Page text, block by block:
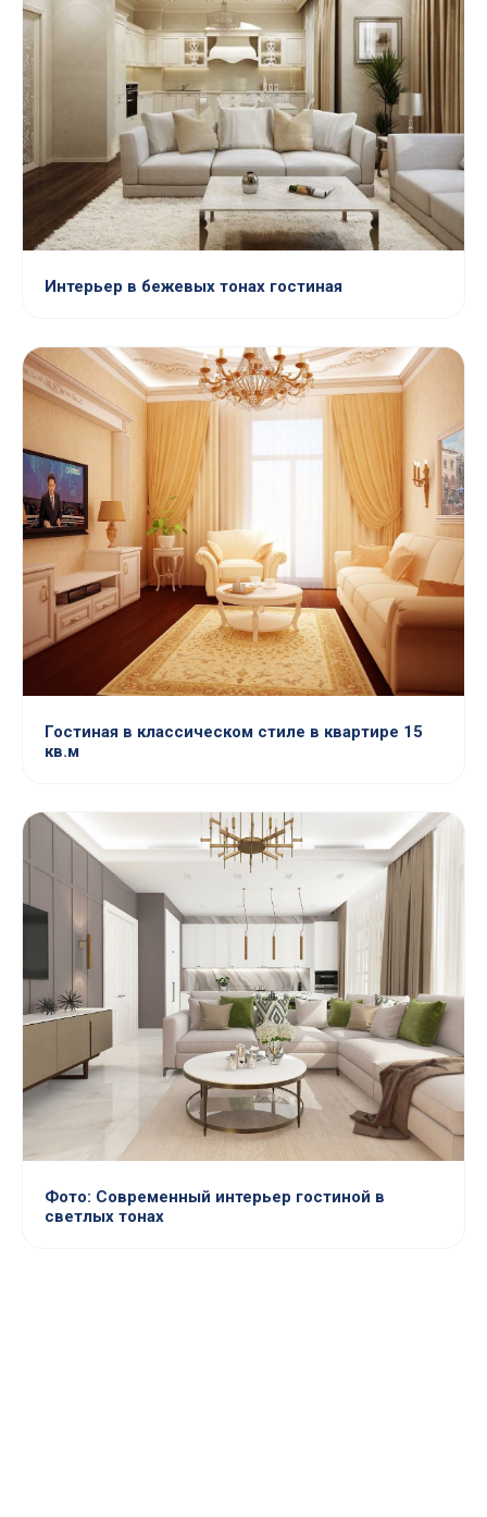
Интерьер в бежевых тонах гостиная
Гостиная в классическом стиле в квартире 15
кв.м
Фото: Современный интерьер гостиной в
светлых тонах